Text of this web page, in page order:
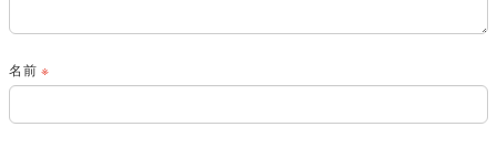
名前※